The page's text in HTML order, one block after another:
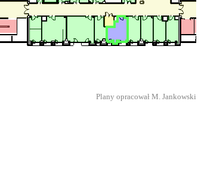
Plany opracował M. Jankowski